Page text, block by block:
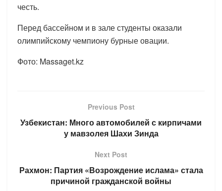
честь.
Перед бассейном и в зале студенты оказали
олимпийскому чемпиону бурные овации.
Фото: Massaget.kz
Previous Post
Узбекистан: Много автомобилей с кирпичами
у мавзолея Шахи Зинда
Next Post
Рахмон: Партия «Возрождение ислама» стала
причиной гражданской войны